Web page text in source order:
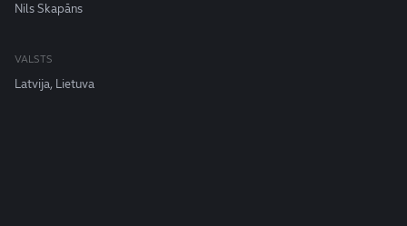
Nils Skapāns
VALSTS
Latvija, Lietuva